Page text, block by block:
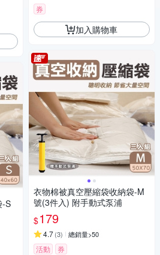
-S
券
加入購物車
衣物棉被真空壓縮袋收納袋-M
號(3件入) 附手動式泵浦
$179
4.7(3) 總銷量>50
活動 券